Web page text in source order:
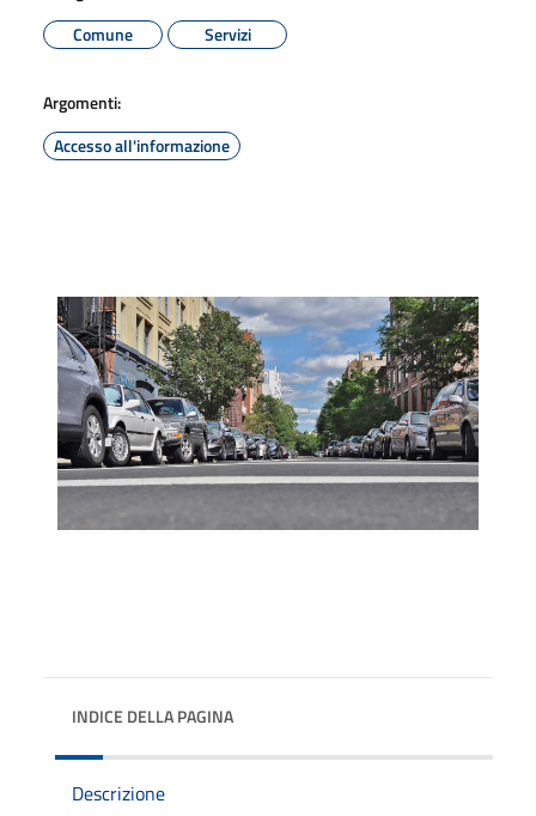
Comune
Servizi
Argomenti:
Accesso all'informazione
INDICE DELLA PAGINA
Descrizione